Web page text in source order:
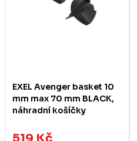
EXEL Avenger basket 10
mm max 70 mm BLACK,
náhradní košíčky